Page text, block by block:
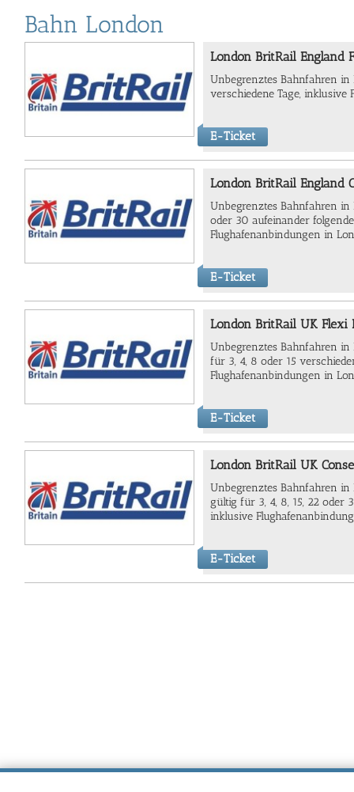
Bahn London
London BritRail England
Unbegrenztes Bahnfahren
verschiedene Tage,
E-Ticket
London BritRail England
Unbegrenztes Bahnfahren in
oder 30 aufeinander
Flughafenanbindungen in
E-Ticket
London BritRail UK Flexi
Unbegrenztes Bahnfahren in
für 3, 4, 8 oder 15
Flughafenanbindungen in
E-Ticket
London BritRail UK
Unbegrenztes Bahnfahren in
gültig für 3, 4, 8, 15, 22 oder
inklusive
E-Ticket